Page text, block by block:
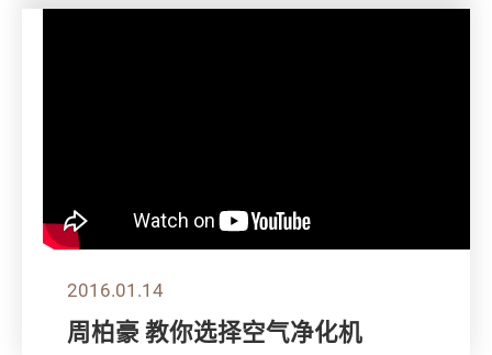
2016.01.14
周柏豪 教你选择空气净化机